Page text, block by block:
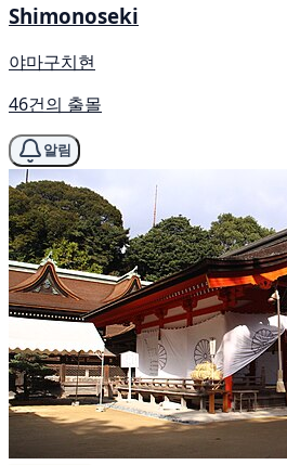
Shimonoseki
야마구치현
46건의 출몰
알림